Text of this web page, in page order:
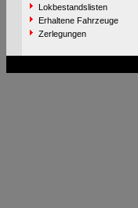
Lokbestandslisten
Erhaltene Fahrzeuge
Zerlegungen